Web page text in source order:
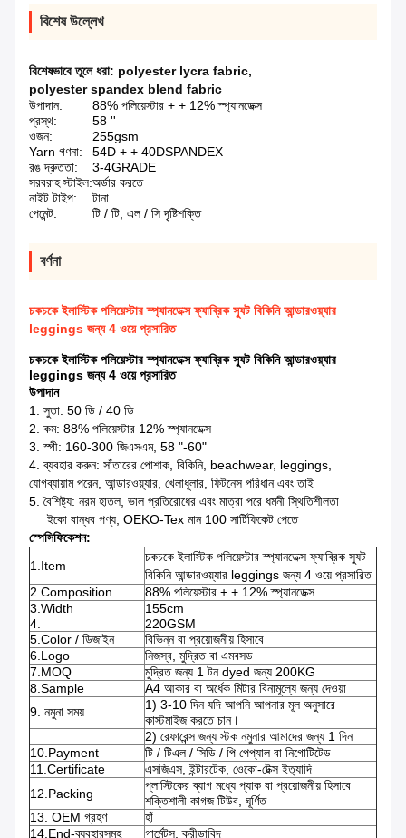
বিশেষ উল্লেখ
বিশেষভাবে তুলে ধরা: polyester lycra fabric,
polyester spandex blend fabric
উপাদান:
88% পলিয়েস্টার + + 12% স্প্যানডেক্স
প্রস্থ:
58 ''
ওজন:
255gsm
Yarn গণনা:
54D + + 40DSPANDEX
রঙ দ্রুততা:
3-4GRADE
সরবরাহ স্টাইল:অর্ডার করতে
নাইট টাইপ:
টানা
পেমেন্ট:
টি / টি, এল / সি দৃষ্টিশক্তি
বর্ণনা
চকচকে ইলাস্টিক পলিয়েস্টার স্প্যানডেক্স ফ্যাব্রিক স্যুট বিকিনি আন্ডারওয়্যার
leggings জন্য 4 ওয়ে প্রসারিত
চকচকে ইলাস্টিক পলিয়েস্টার স্প্যানডেক্স ফ্যাব্রিক স্যুট বিকিনি আন্ডারওয়্যার
leggings জন্য 4 ওয়ে প্রসারিত
উপাদান
1. সুতা: 50 ডি / 40 ডি
2. কম: 88% পলিয়েস্টার 12% স্প্যানডেক্স
3. স্পী: 160-300 জিএসএম, 58 "-60"
4. ব্যবহার করুন: সাঁতারের পোশাক, বিকিনি, beachwear, leggings,
যোগব্যায়াম পরেন, আন্ডারওয়্যার, খেলাধূলার, ফিটনেস পরিধান এবং তাই
5. বৈশিষ্ট্য: নরম হাতল, ভাল প্রতিরোধের এবং মাত্রা পরে ধমনী স্থিতিশীলতা
ইকো বান্ধব পণ্য, OEKO-Tex মান 100 সার্টিফিকেট পেতে
স্পেসিফিকেশন:
1.Item
চকচকে ইলাস্টিক পলিয়েস্টার স্প্যানডেক্স ফ্যাব্রিক স্যুট
বিকিনি আন্ডারওয়্যার leggings জন্য 4 ওয়ে প্রসারিত
2.Composition
88% পলিয়েস্টার + + 12% স্প্যানডেক্স
3.Width
155cm
4.
220GSM
5.Color / ডিজাইন
বিভিন্ন বা প্রয়োজনীয় হিসাবে
6.Logo
নিজস্ব, মুদ্রিত বা এমবসড
7.MOQ
মুদ্রিত জন্য 1 টন dyed জন্য 200KG
8.Sample
A4 আকার বা অর্ধেক মিটার বিনামূল্যে জন্য দেওয়া
9. নমুনা সময়
1) 3-10 দিন যদি আপনি আপনার মূল অনুসারে
কাস্টমাইজ করতে চান।
2) রেফারেন্স জন্য স্টক নমুনার আমাদের জন্য 1 দিন
10.Payment
টি / টিএল / সিডি / পি পেপ্যাল ​​বা নিগোটিটেড
11.Certificate
এসজিএস, ইন্টারটেক, ওেকো-টেক্স ইত্যাদি
12.Packing
প্লাস্টিকের ব্যাগ মধ্যে প্যাক বা প্রয়োজনীয় হিসাবে
শক্তিশালী কাগজ টিউব, ঘূর্ণিত
13. OEM গ্রহণ
হাঁ
14.End-ব্যবহারসমূহ
গার্মেন্টস, ক্রীড়াবিদ